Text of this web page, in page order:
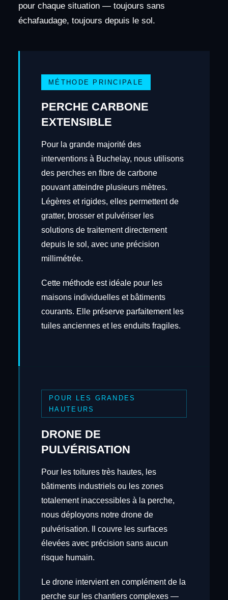
pour chaque situation — toujours sans
échafaudage, toujours depuis le sol.
MÉTHODE PRINCIPALE
PERCHE CARBONE
EXTENSIBLE
Pour la grande majorité des
interventions à Buchelay, nous utilisons
des perches en fibre de carbone
pouvant atteindre plusieurs mètres.
Légères et rigides, elles permettent de
gratter, brosser et pulvériser les
solutions de traitement directement
depuis le sol, avec une précision
millimétrée.
Cette méthode est idéale pour les
maisons individuelles et bâtiments
courants. Elle préserve parfaitement les
tuiles anciennes et les enduits fragiles.
POUR LES GRANDES
HAUTEURS
DRONE DE
PULVÉRISATION
Pour les toitures très hautes, les
bâtiments industriels ou les zones
totalement inaccessibles à la perche,
nous déployons notre drone de
pulvérisation. Il couvre les surfaces
élevées avec précision sans aucun
risque humain.
Le drone intervient en complément de la
perche sur les chantiers complexes —